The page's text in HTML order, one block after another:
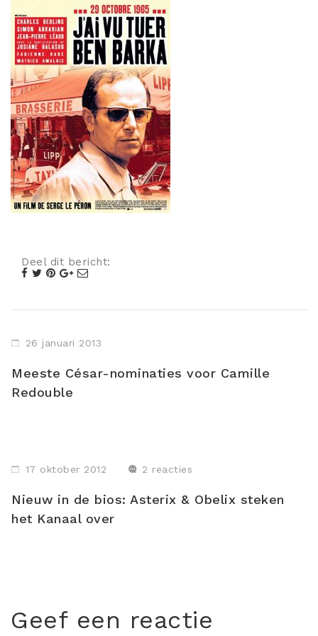
Musical
Oorlogsfilm
Romantische komedie
Thriller
Deel dit bericht:
26 januari 2013
Meeste César-nominaties voor Camille
Redouble
17 oktober 2012 2 reacties
Nieuw in de bios: Asterix & Obelix steken
het Kanaal over
Geef een reactie